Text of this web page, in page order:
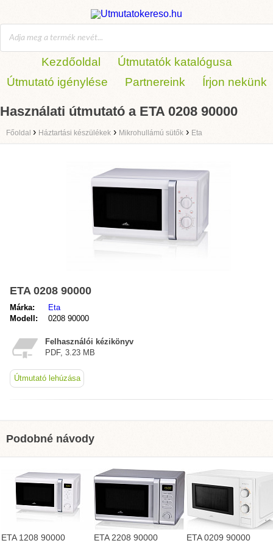
Kezdőoldal
Útmutatók katalógusa
Útmutató igénylése
Partnereink Írjon nekünk
Használati útmutató a ETA 0208 90000
Főoldal › Háztartási készülékek › Mikrohullámú sütők › Eta
ETA 0208 90000
Márka:
Eta
Modell:
0208 90000
Felhasználói kézikönyv
PDF, 3.23 MB
Útmutató lehúzása
Podobné návody
ETA 1208 90000 ETA 2208 90000 ETA 0209 90000